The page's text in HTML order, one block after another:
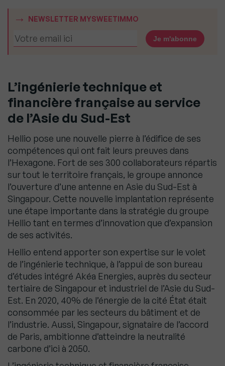
NEWSLETTER MYSWEETIMMO
L’ingénierie technique et
financière française au service
de l’Asie du Sud-Est
Hellio pose une nouvelle pierre à l’édifice de ses
compétences qui ont fait leurs preuves dans
l’Hexagone. Fort de ses 300 collaborateurs répartis
sur tout le territoire français, le groupe annonce
l’ouverture d’une antenne en Asie du Sud-Est à
Singapour. Cette nouvelle implantation représente
une étape importante dans la stratégie du groupe
Hellio tant en termes d’innovation que d’expansion
de ses activités.
Hellio entend apporter son expertise sur le volet
de l’ingénierie technique, à l’appui de son bureau
d’études intégré Akéa Energies, auprès du secteur
tertiaire de Singapour et industriel de l’Asie du Sud-
Est. En 2020, 40% de l’énergie de la cité État était
consommée par les secteurs du bâtiment et de
l’industrie. Aussi, Singapour, signataire de l’accord
de Paris, ambitionne d’atteindre la neutralité
carbone d’ici à 2050.